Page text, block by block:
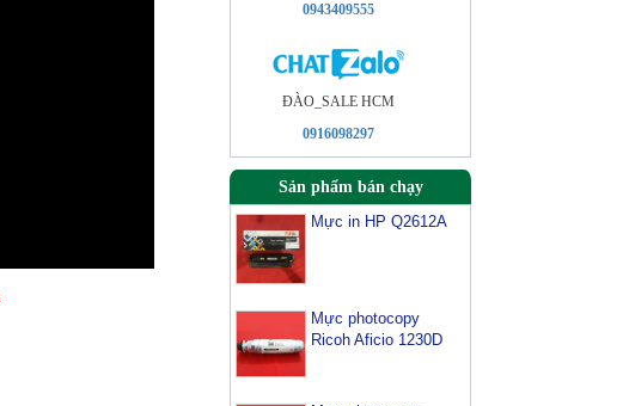
0943409555
ÐÀO_SALE HCM
0916098297
Sản phẩm bán chạy
Mực in HP Q2612A
Mực photocopy
Ricoh Aficio 1230D